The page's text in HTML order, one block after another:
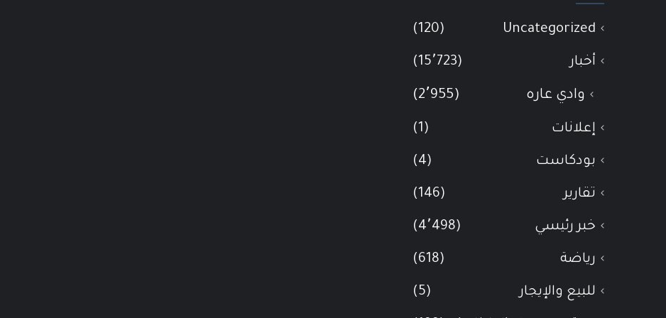
Uncategorized
(120)
أخبار (15٬723)
وادي عاره (2٬955)
إعلانات (1)
بودكاست (4)
تقارير (146)
خبر رئيسي (4٬498)
رياضة (618)
للبيع والإيجار (5)